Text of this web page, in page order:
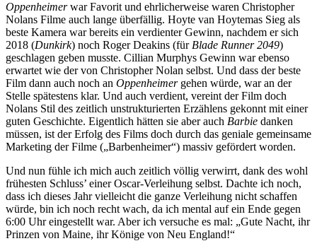
Oppenheimerwar Favorit und ehrlicherweise waren Christopher
Nolans Filme auch lange überfällig. Hoyte van Hoytemas Sieg als
beste Kamera war bereits ein verdienter Gewinn, nachdem er sich
2018 (Dunkirk) noch Roger Deakins (für Blade Runner 2049)
geschlagen geben musste. Cillian Murphys Gewinn war ebenso
erwartet wie der von Christopher Nolan selbst. Und dass der beste
Film dann auch noch an Oppenheimergehen würde, war an der
Stelle spätestens klar. Und auch verdient, vereint der Film doch
Nolans Stil des zeitlich unstrukturierten Erzählens gekonnt mit einer
guten Geschichte. Eigentlich hätten sie aber auch Barbie danken
müssen, ist der Erfolg des Films doch durch das geniale gemeinsame
Marketing der Filme („Barbenheimer“) massiv gefördert worden.
Und nun fühle ich mich auch zeitlich völlig verwirrt, dank des wohl
frühesten Schluss’ einer Oscar-Verleihung selbst. Dachte ich noch,
dass ich dieses Jahr vielleicht die ganze Verleihung nicht schaffen
würde, bin ich noch recht wach, da ich mental auf ein Ende gegen
6:00 Uhr eingestellt war. Aber ich versuche es mal: „Gute Nacht, ihr
Prinzen von Maine, ihr Könige von Neu England!“